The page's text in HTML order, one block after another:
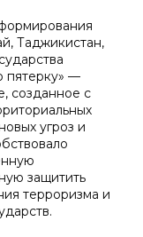
Таджикистан,
пятерку» —
созданное с
угроз и
защитить
терроризма и